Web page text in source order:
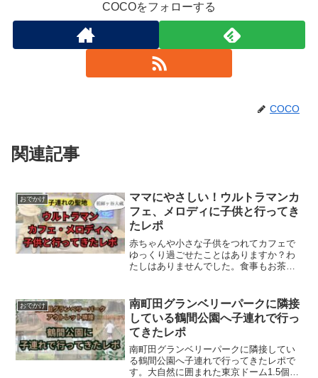
COCOをフォローする
COCO
関連記事
おでかけ
ママにやさしい！ウルトラマンカ
フェ、メロディに子供と行ってき
たレポ
赤ちゃんや小さな子供をつれてカフェで
ゆっくり過ごせたことはありますか？わ
たしはありませんでした。食事もお茶も
っぱらファミレスになり、子連れには敷
居の高いカフェには全然行...
おでかけ
南町田グランベリーパークに隣接
している鶴間公園へ子連れで行っ
てきたレポ
南町田グランベリーパークに隣接してい
る鶴間公園へ子連れで行ってきたレポで
す。大自然に囲まれた東京ドーム1.5個分